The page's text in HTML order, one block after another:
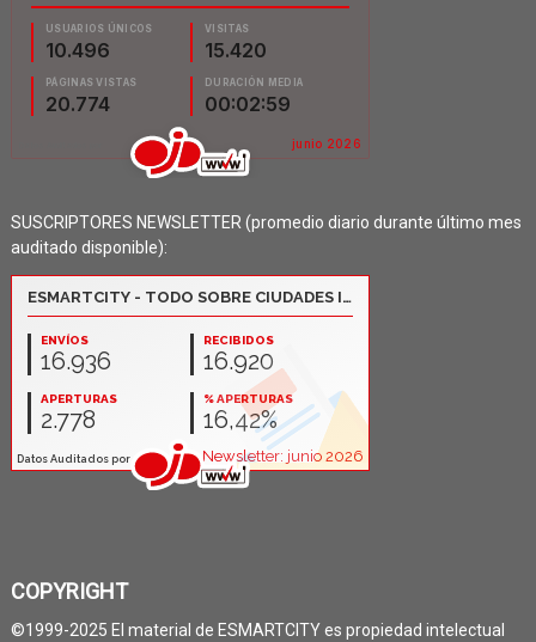
SUSCRIPTORES NEWSLETTER (promedio diario durante último mes
auditado disponible):
COPYRIGHT
©1999-2025 El material de ESMARTCITY es propiedad intelectual